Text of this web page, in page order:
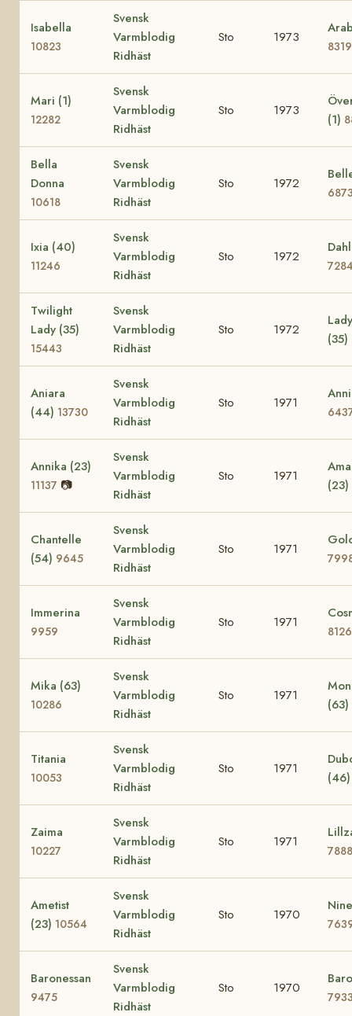
Isabella
10823
Svensk
Varmblodig
Ridhäst
Sto 1973
8319
Mari (1)
12282
Svensk
Varmblodig
Ridhäst
Sto 1973
(1)
Bella
Donna
10618
Svensk
Varmblodig
Ridhäst
Sto 1972
Ixia (40)
11246
Svensk
Varmblodig
Ridhäst
Sto 1972
Twilight
Lady (35)
15443
Svensk
Varmblodig
Ridhäst
Sto 1972
(35)
Aniara
(44) 13730
Svensk
Varmblodig
Ridhäst
Sto 1971
Annika (23)
11137 📷
Svensk
Varmblodig
Ridhäst
Sto 1971
(23)
Chantelle
(54) 9645
Svensk
Varmblodig
Ridhäst
Sto 1971
Immerina
9959
Svensk
Varmblodig
Ridhäst
Sto 1971
8126
Mika (63)
10286
Svensk
Varmblodig
Ridhäst
Sto 1971
(63)
Titania
10053
Svensk
Varmblodig
Ridhäst
Sto 1971
Zaima
10227
Svensk
Varmblodig
Ridhäst
Sto 1971
7888
Ametist
(23) 10564
Svensk
Varmblodig
Ridhäst
Sto 1970
Baronessan
9475
Svensk
Varmblodig
Ridhäst
Sto 1970